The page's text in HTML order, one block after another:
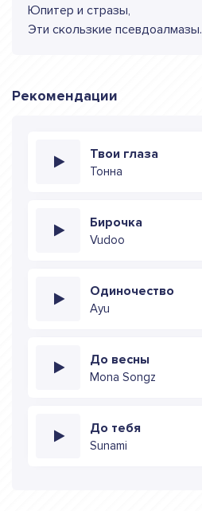
Юпитер и стразы,
Эти скользкие псевдоалмазы.
Рекомендации
Твои глаза
Тонна
Бирочка
Vudoo
Одиночество
Ayu
До весны
Mona Songz
До тебя
Sunami